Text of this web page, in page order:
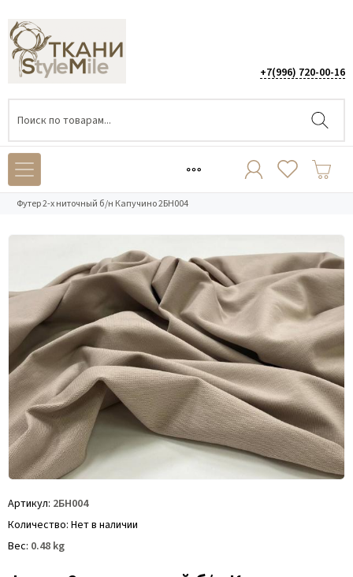
+7(996) 720-00-16
Каталог
Футер 2-х ниточный б/н Капучино 2БН004
Артикул 2БН004
Количество Нет в наличии
Вес 0.48 kg